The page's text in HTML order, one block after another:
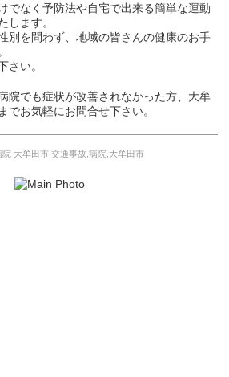
でなく予防法や自宅で出来る簡単な運動
します。
別を問わず、地域の皆さんの健康のお手
さい。
院でも症状が改善されなかった方、大牟
でお気軽にお問合せ下さい。
大牟田市,交通事故,病院,大牟田市